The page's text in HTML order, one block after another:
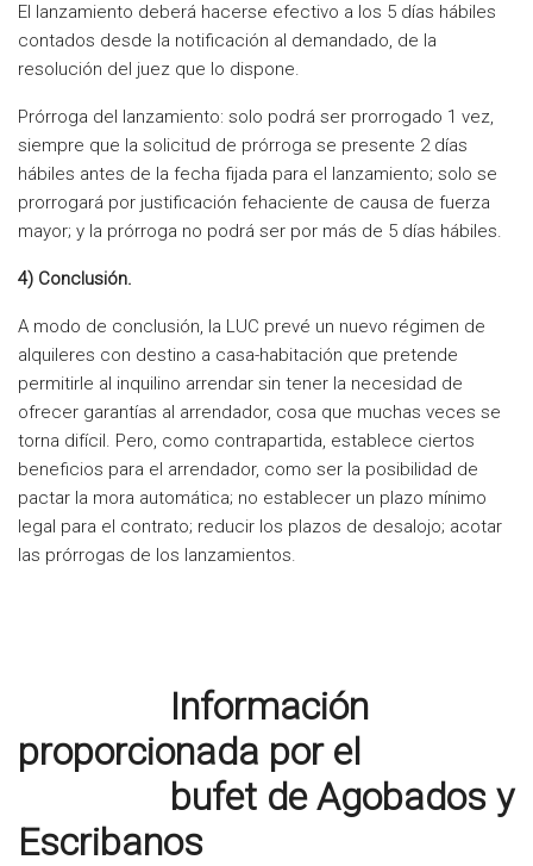
El lanzamiento deberá hacerse efectivo a los 5 días hábiles
contados desde la notificación al demandado, de la
resolución del juez que lo dispone.
Prórroga del lanzamiento: solo podrá ser prorrogado 1 vez,
siempre que la solicitud de prórroga se presente 2 días
hábiles antes de la fecha fijada para el lanzamiento; solo se
prorrogará por justificación fehaciente de causa de fuerza
mayor; y la prórroga no podrá ser por más de 5 días hábiles.
4) Conclusión.
A modo de conclusión, la LUC prevé un nuevo régimen de
alquileres con destino a casa-habitación que pretende
permitirle al inquilino arrendar sin tener la necesidad de
ofrecer garantías al arrendador, cosa que muchas veces se
torna difícil. Pero, como contrapartida, establece ciertos
beneficios para el arrendador, como ser la posibilidad de
pactar la mora automática; no establecer un plazo mínimo
legal para el contrato; reducir los plazos de desalojo; acotar
las prórrogas de los lanzamientos.
Información
proporcionada por el
bufet de Agobados y
Escribanos